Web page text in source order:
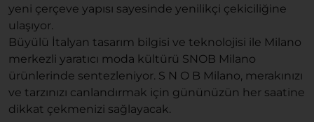
yeni çerçeve yapısı sayesinde yenilikçi çekiciliğine
ulaşıyor.
Büyülü İtalyan tasarım bilgisi ve teknolojisi ile Milano
merkezli yaratıcı moda kültürü SNOB Milano
ürünlerinde sentezleniyor. S N O B Milano, merakınızı
ve tarzınızı canlandırmak için gününüzün her saatine
dikkat çekmenizi sağlayacak.